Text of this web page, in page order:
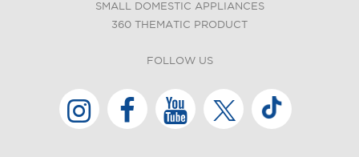
SMALL DOMESTIC APPLIANCES
360 THEMATIC PRODUCT
FOLLOW US